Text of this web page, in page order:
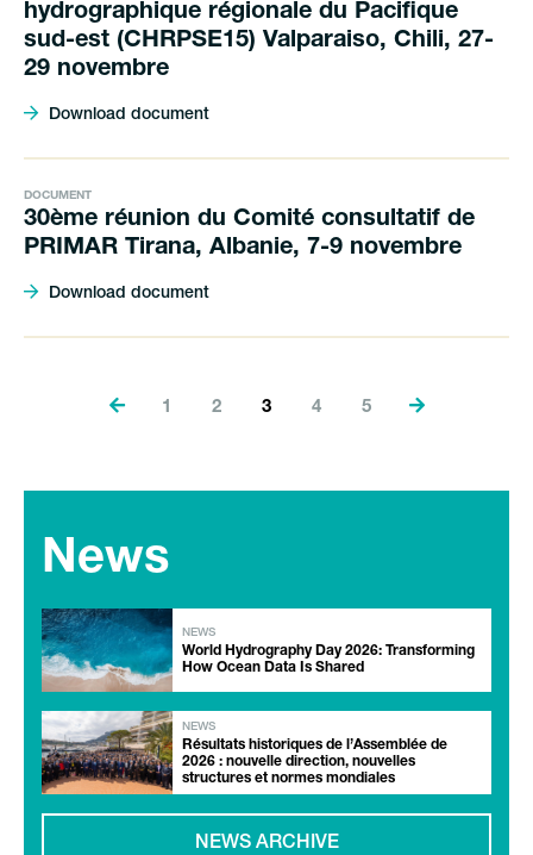
hydrographique régionale du Pacifique
sud-est (CHRPSE15) Valparaiso, Chili, 27-
29 novembre
Download document
DOCUMENT
30ème réunion du Comité consultatif de
PRIMAR Tirana, Albanie, 7-9 novembre
Download document
1 2 3 4 5
News
NEWS
World Hydrography Day 2026: Transforming
How Ocean Data Is Shared
NEWS
Résultats historiques de l’Assemblée de
2026 : nouvelle direction, nouvelles
structures et normes mondiales
NEWS ARCHIVE